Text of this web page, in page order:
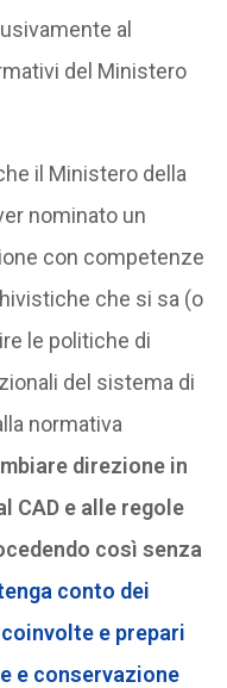
al
del Ministero
il Ministero della
nominato un
con competenze
che si sa (o
le politiche di
del sistema di
normativa
direzione in
CAD e alle regole
così senza
conto dei
e prepari
e conservazione